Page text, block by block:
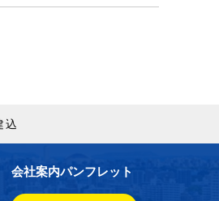
込
会社案内パンフレット